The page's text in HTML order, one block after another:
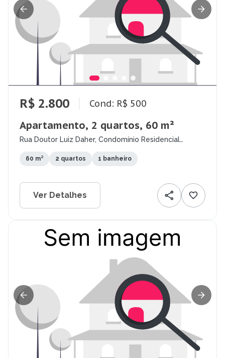
R$ 2.800 Cond: R$ 500
Apartamento, 2 quartos, 60 m²
Rua Doutor Luiz Daher, Condomínio Residencial
60 m² 2 quartos 1 banheiro
Ver Detalhes